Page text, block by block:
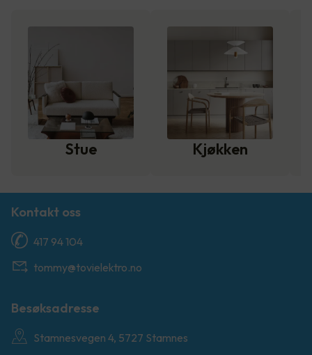
Stue Kjøkken
Kontakt oss
417 94 104
tommy@tovielektro.no
Besøksadresse
Stamnesvegen 4, 5727 Stamnes